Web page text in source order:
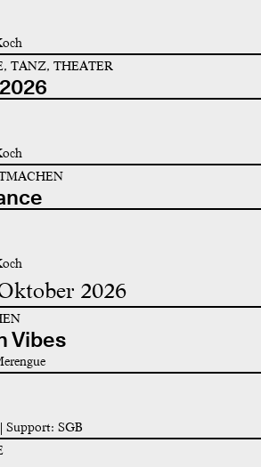
TANZ, THEATER
2026
Vibes
SGB